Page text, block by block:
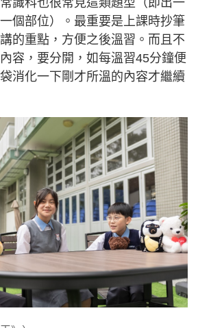
個部位）。最重要是上課時抄筆
的重點，方便之後溫習。而且不
容，要分開，如每溫習45分鐘便
消化一下剛才所溫的內容才繼續